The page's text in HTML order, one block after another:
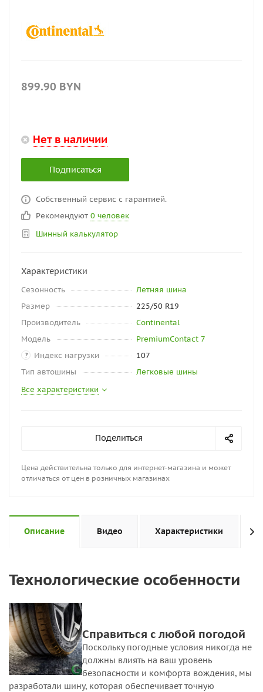
899.90 BYN
Нет в наличии
Подписаться
Собственный сервис с гарантией.
Рекомендуют 0 человек
Шинный калькулятор
Характеристики
Сезонность
Летняя шина
Размер
225/50 R19
Производитель
Continental
Модель
PremiumContact 7
? Индекс нагрузки
107
Тип автошины
Легковые шины
Все характеристики
Поделиться
Цена действительна только для интернет-магазина и может
отличаться от цен в розничных магазинах
Описание Видео Характеристики
Технологические особенности
Cправиться с любой погодой
Поскольку погодные условия никогда не
должны влиять на ваш уровень
безопасности и комфорта вождения, мы
разработали шину, которая обеспечивает точную